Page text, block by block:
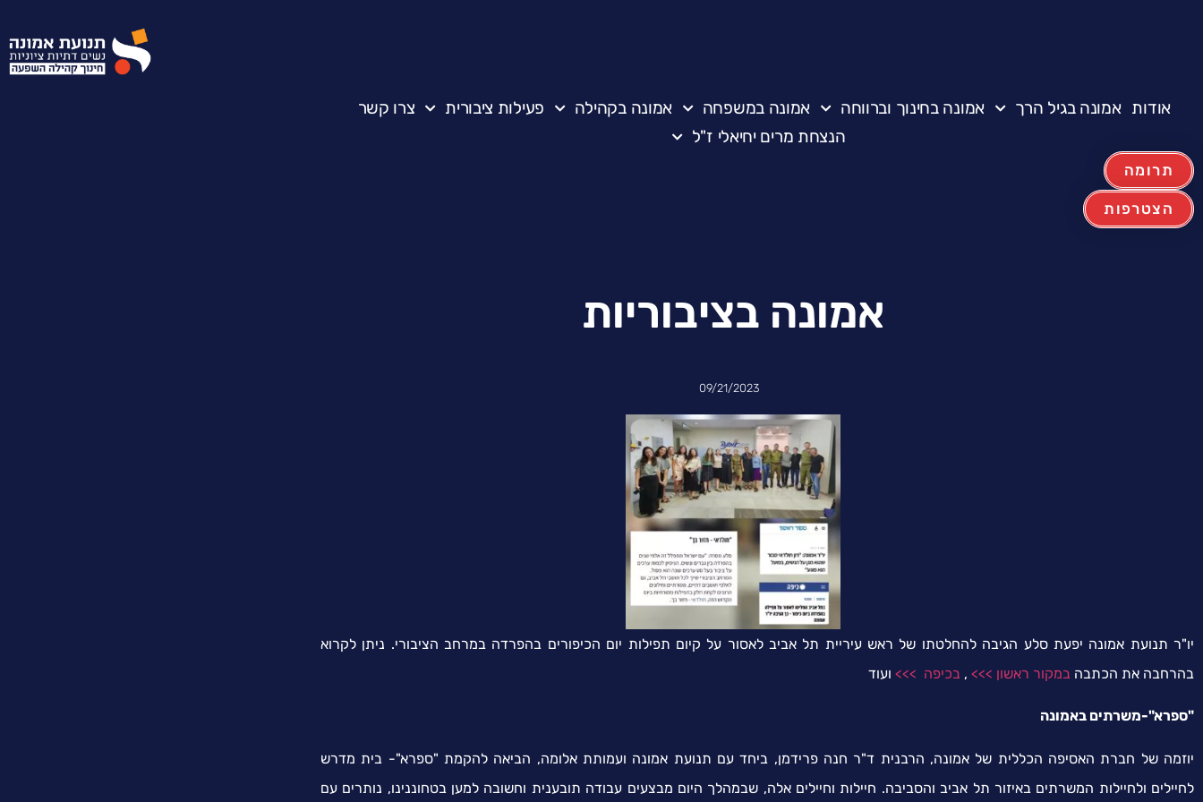
אודות אמונה בגיל הרך אמונה בחינוך וברווחה אמונה במשפחה אמונה בקהילה פעילות ציבורית
צרו קשר
הנצחת מרים יחיאלי ז"ל
תרומה
הצטרפות
אמונה בציבוריות
09/21/2023
יו"ר תנועת אמונה יפעת סלע הגיבה להחלטתו של ראש עיריית תל אביב לאסור על קיום תפילות יום הכיפורים בהפרדה במרחב הציבורי. ניתן לקרוא
בהרחבה את הכתבה במקור ראשון >>> , בכיפה >>> ועוד
"ספרא"-משרתים באמונה
יוזמה של חברת האסיפה הכללית של אמונה, הרבנית ד"ר חנה פרידמן, ביחד עם תנועת אמונה ועמותת אלומה, הביאה להקמת "ספרא"- בית מדרש
לחיילים ולחיילות המשרתים באיזור תל אביב והסביבה. חיילות וחיילים אלה, שבמהלך היום מבצעים עבודה תובענית וחשובה למען בטחוננינו, נותרים עם